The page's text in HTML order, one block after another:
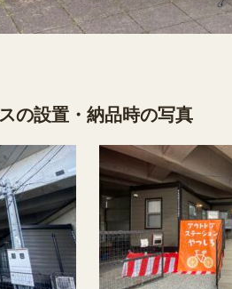
の設置・納品時の写真